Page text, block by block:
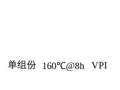
单组份 160℃@8h VPI